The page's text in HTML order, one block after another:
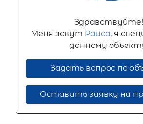
Здравствуйте!
Меня зовут Раиса, я
данному
Задать вопрос по
Оставить заявку на